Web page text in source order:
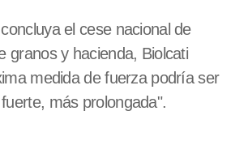
el cese nacional de
granos y hacienda, Biolcati
medida de fuerza podría ser
más prolongada".